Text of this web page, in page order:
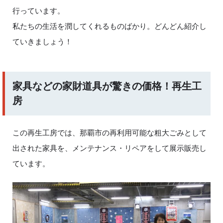
行っています。
私たちの生活を潤してくれるものばかり。どんどん紹介し
ていきましょう！
家具などの家財道具が驚きの価格！再生工
房
この再生工房では、那覇市の再利用可能な粗大ごみとして
出された家具を、メンテナンス・リペアをして展示販売し
ています。